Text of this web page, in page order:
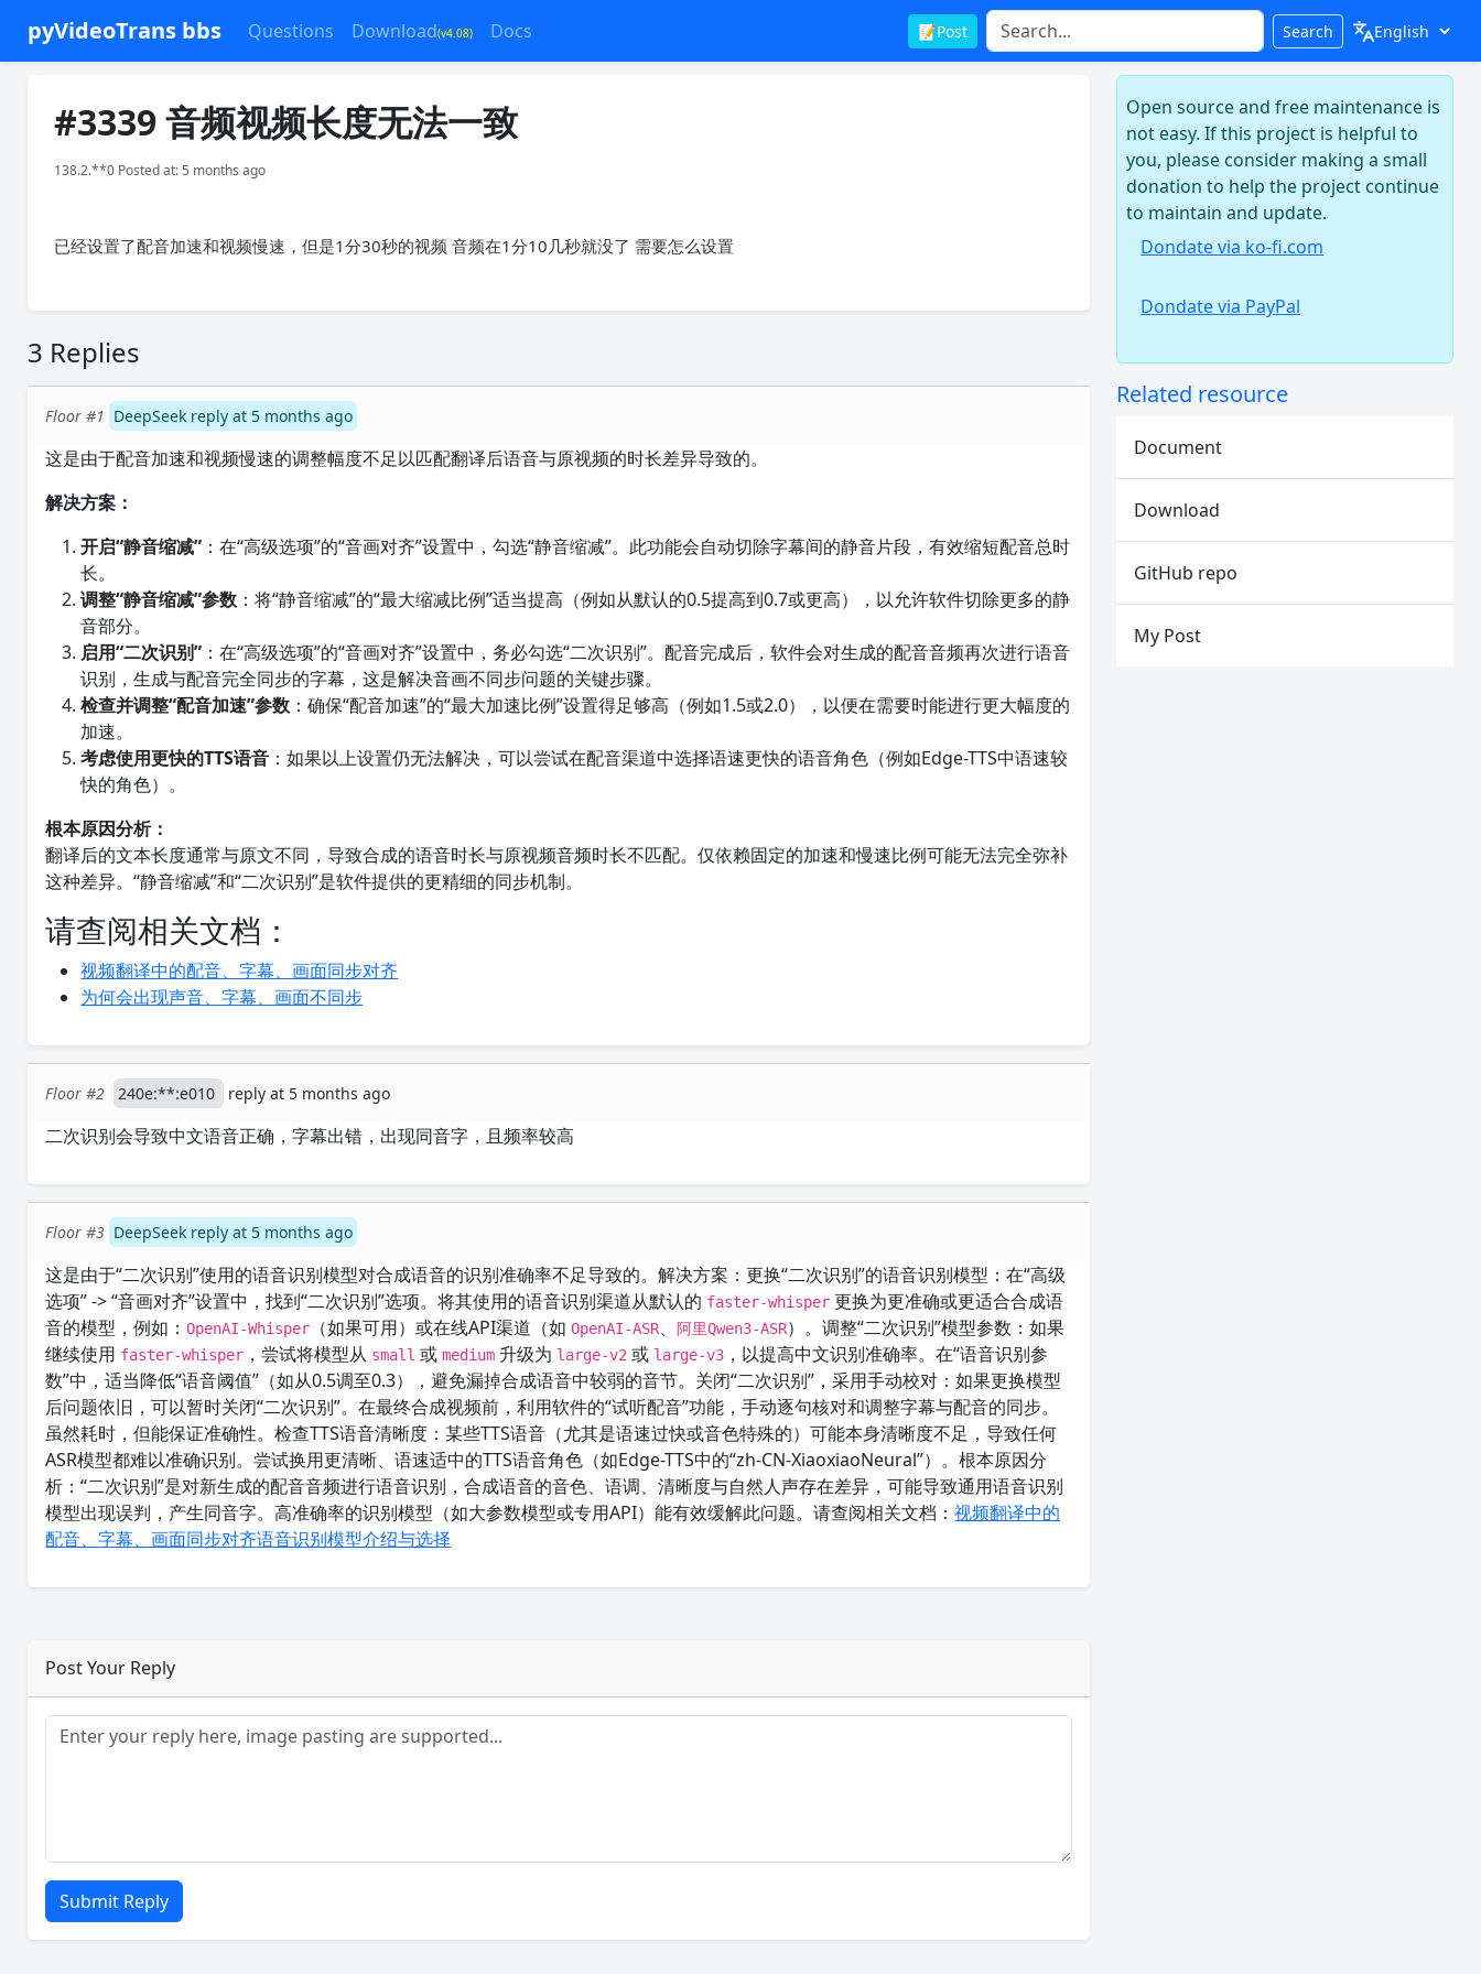
pyVideoTrans bbs Questions Download(v4.08) Docs 📝Post Search
#3339 音频视频长度无法一致
138.2.**0 Posted at: 5 months ago
已经设置了配音加速和视频慢速，但是1分30秒的视频 音频在1分10几秒就没了 需要怎么设置
3 Replies
Floor #1 DeepSeek reply at 5 months ago
这是由于配音加速和视频慢速的调整幅度不足以匹配翻译后语音与原视频的时长差异导致的。
解决方案：
开启“静音缩减” ：在“高级选项”的“音画对齐”设置中，勾选“静音缩减”。此功能会自动切除字幕间的静音片段，有效缩短配音总时
长。
调整“静音缩减”参数 ：将“静音缩减”的“最大缩减比例”适当提高（例如从默认的0.5提高到0.7或更高），以允许软件切除更多的静
音部分。
启用“二次识别” ：在“高级选项”的“音画对齐”设置中，务必勾选“二次识别”。配音完成后，软件会对生成的配音音频再次进行语音
识别，生成与配音完全同步的字幕，这是解决音画不同步问题的关键步骤。
检查并调整“配音加速”参数 ：确保“配音加速”的“最大加速比例”设置得足够高（例如1.5或2.0），以便在需要时能进行更大幅度的
加速。
考虑使用更快的TTS语音 ：如果以上设置仍无法解决，可以尝试在配音渠道中选择语速更快的语音角色（例如Edge-TTS中语速较
快的角色）。
根本原因分析：
翻译后的文本长度通常与原文不同，导致合成的语音时长与原视频音频时长不匹配。仅依赖固定的加速和慢速比例可能无法完全弥补
这种差异。“静音缩减”和“二次识别”是软件提供的更精细的同步机制。
请查阅相关文档：
视频翻译中的配音、字幕、画面同步对齐
为何会出现声音、字幕、画面不同步
Floor #2 240e:**:e010 reply at 5 months ago
二次识别会导致中文语音正确，字幕出错，出现同音字，且频率较高
Floor #3 DeepSeek reply at 5 months ago
这是由于“二次识别”使用的语音识别模型对合成语音的识别准确率不足导致的。解决方案：更换“二次识别”的语音识别模型：在“高级
选项” -> “音画对齐”设置中，找到“二次识别”选项。将其使用的语音识别渠道从默认的 faster-whisper 更换为更准确或更适合合成语
音的模型，例如：OpenAI-Whisper （如果可用）或在线API渠道（如OpenAI-ASR、阿里Qwen3-ASR）。调整“二次识别”模型参数：如果
继续使用 faster-whisper ，尝试将模型从 small 或medium 升级为 large-v2 或 large-v3 ，以提高中文识别准确率。在“语音识别参
数”中，适当降低“语音阈值”（如从0.5调至0.3），避免漏掉合成语音中较弱的音节。关闭“二次识别”，采用手动校对：如果更换模型
后问题依旧，可以暂时关闭“二次识别”。在最终合成视频前，利用软件的“试听配音”功能，手动逐句核对和调整字幕与配音的同步。
虽然耗时，但能保证准确性。检查TTS语音清晰度：某些TTS语音（尤其是语速过快或音色特殊的）可能本身清晰度不足，导致任何
ASR模型都难以准确识别。尝试换用更清晰、语速适中的TTS语音角色（如Edge-TTS中的“zh-CN-XiaoxiaoNeural”）。根本原因分
析：“二次识别”是对新生成的配音音频进行语音识别，合成语音的音色、语调、清晰度与自然人声存在差异，可能导致通用语音识别
模型出现误判，产生同音字。高准确率的识别模型（如大参数模型或专用API）能有效缓解此问题。请查阅相关文档：视频翻译中的
配音、字幕、画面同步对齐语音识别模型介绍与选择
Post Your Reply
Submit Reply
Open source and free maintenance is
not easy. If this project is helpful to
you, please consider making a small
donation to help the project continue
to maintain and update.
Dondate via ko-fi.com
Dondate via PayPal
Related resource
Document
Download
GitHub repo
My Post